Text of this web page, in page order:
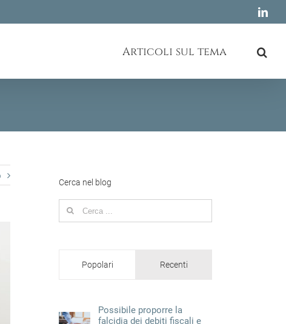
Articoli sul tema
Cerca nel blog
Search
for:
Popolari Recenti
Possibile proporre la
falcidia dei debiti fiscali e